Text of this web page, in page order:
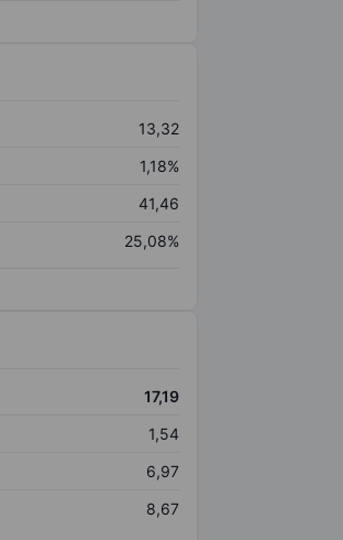
13,32
1,18%
41,46
25,08%
17,19
1,54
6,97
8,67